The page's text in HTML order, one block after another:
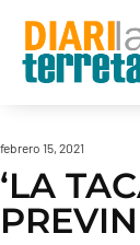
febrero 15, 2021
‘LA